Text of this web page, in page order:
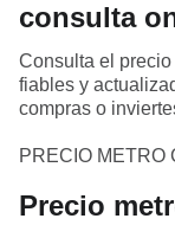
consulta
Consulta el
fiables y
compras o
PRECIO METRO
Precio